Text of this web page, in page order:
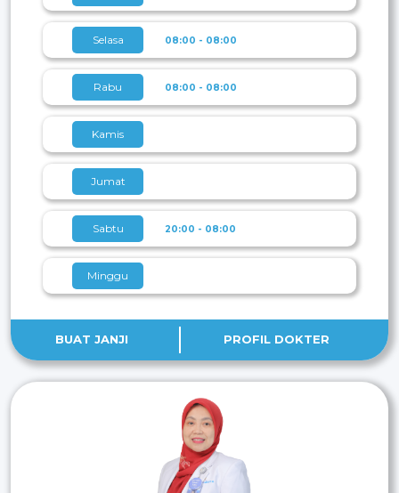
Selasa 08:00 - 08:00
Rabu 08:00 - 08:00
Kamis
Jumat
Sabtu 20:00 - 08:00
Minggu
BUAT JANJI PROFIL DOKTER